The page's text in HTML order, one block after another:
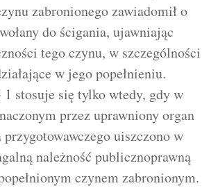
zabronionego zawiadomił o
do ścigania, ujawniając
tego czynu, w szczególności
w jego popełnieniu.
1 stosuje się tylko wtedy, gdy w
przez uprawniony organ
przygotowawczego uiszczono w
należność publicznoprawną
czynem zabronionym.